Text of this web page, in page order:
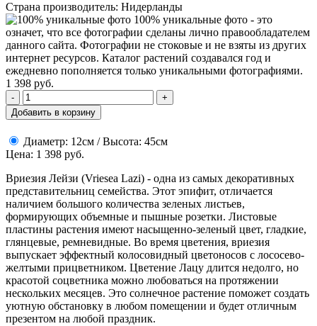
Страна производитель: Нидерланды
100% уникальные фото - это
означет, что все фотографии сделаны лично правообладателем
данного сайта. Фотографии не стоковые и не взяты из других
интернет ресурсов. Каталог растений создавался год и
ежедневно пополняется только уникальными фотографиями.
1 398 руб.
-
+
Добавить в корзину
Диаметр: 12см / Высота: 45см
Цена: 1 398 руб.
Вриезия Лейзи (Vriesea Lazi) - одна из самых декоративных
представительниц семейства. Этот эпифит, отличается
наличием большого количества зеленых листьев,
формирующих объемные и пышные розетки. Листовые
пластины растения имеют насыщенно-зеленый цвет, гладкие,
глянцевые, ремневидные. Во время цветения, вриезия
выпускает эффектный колосовидный цветоносов с лососево-
желтыми прицветником. Цветение Лацу длится недолго, но
красотой соцветника можно любоваться на протяжении
нескольких месяцев. Это солнечное растение поможет создать
уютную обстановку в любом помещении и будет отличным
презентом на любой праздник.